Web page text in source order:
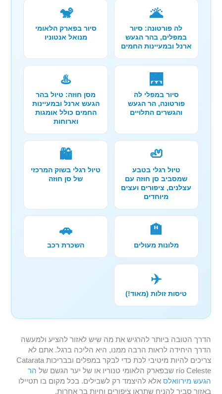
🌋
לה פורטונה: סיור
במפלים, בהר הגעש
ארנל ובמעיינות החמים
🐒
סיור בפארק הלאומי
מנואל אנטוניו
🌉
סיור במפלי לה
פורטונה, הר הגעש
והגשרים התלויים
♨️
מסן חוזה: טיול בהר
הגעש ארנל ובמעיינות
החמים כולל אומגות
וארוחות
🦥
טיול רגלי בטבע
שמסביב סן חוזה עם
עצלנים, ציפורים ועצים
מיוחדים
🛍️
טיול רגלי בשוק המרכזי
של סן חוזה
🏨
מלונות מעולים
🚗
השכרת רכב
✈️
טיסות זולות (מאוד!)
הדרך הטובה ביותר להרגיש את מה שיש לאזור להציע ולמעשה
הדרך היחידה לראות הרבה ממנו, היא הליכה ברגל. אתם לא
צריכים להיות מיטיבי לכת כדי לבקר במפלים ובבריכות Catarata
río Celeste שבפארק הלאומי טנוריו או של יער הגשם של
הר
הגעש מירוואלס אלא להיצמד רק לשבילים. בכל מקום בו תטיילו
באזור סביר להניח שתראו ציפורים וחיות בר אחרות.